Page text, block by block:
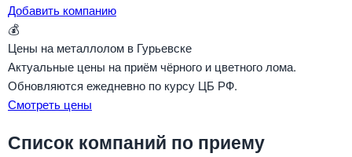
Добавить компанию
💰
Цены на металлолом в Гурьевске
Актуальные цены на приём чёрного и цветного лома.
Обновляются ежедневно по курсу ЦБ РФ.
Смотреть цены
Список компаний по приему